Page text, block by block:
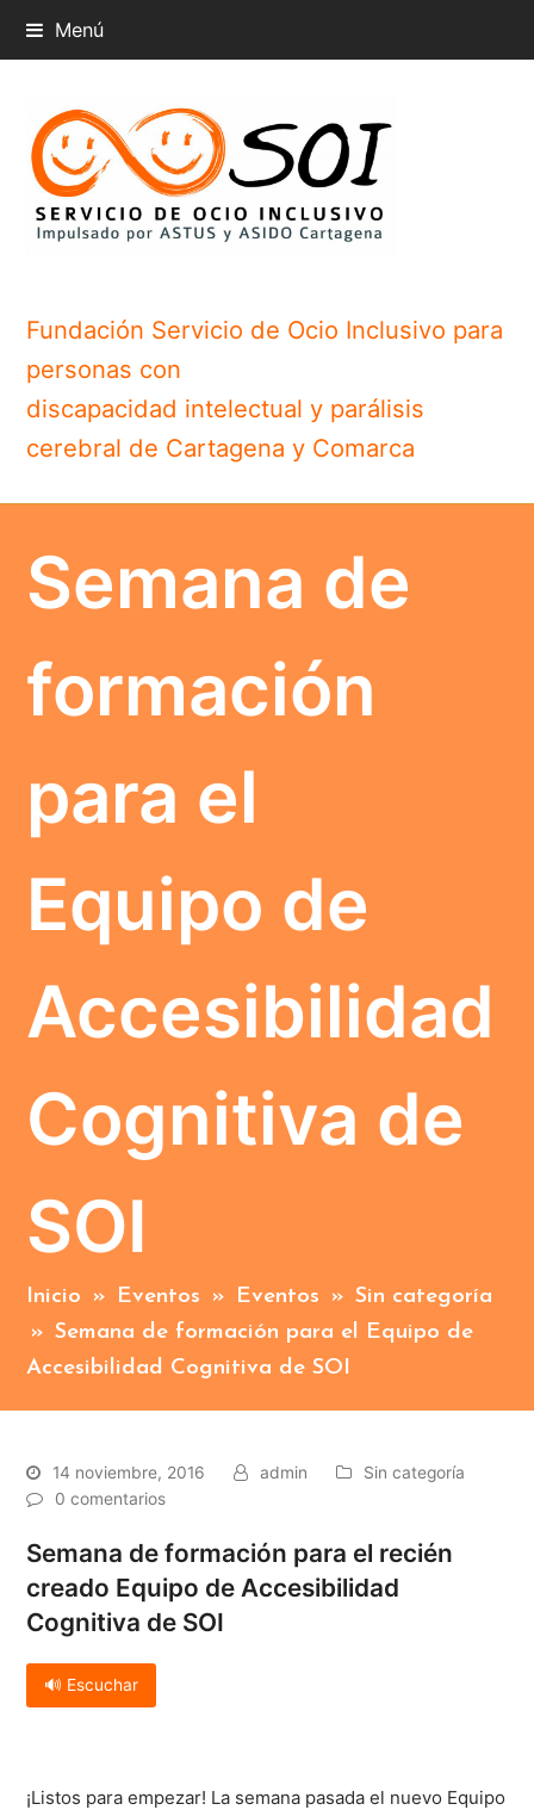
Menú
Fundación Servicio de Ocio Inclusivo para
personas con
discapacidad intelectual y parálisis
cerebral de Cartagena y Comarca
Semana de
formación
para el
Equipo de
Accesibilidad
Cognitiva de
SOI
Inicio » Eventos » Eventos » Sin categoría
» Semana de formación para el Equipo de
Accesibilidad Cognitiva de SOI
14 noviembre, 2016 admin
Sin categoría
0 comentarios
Semana de formación para el recién
creado Equipo de Accesibilidad
Cognitiva de SOI
🔊 Escuchar
¡Listos para empezar! La semana pasada el nuevo Equipo